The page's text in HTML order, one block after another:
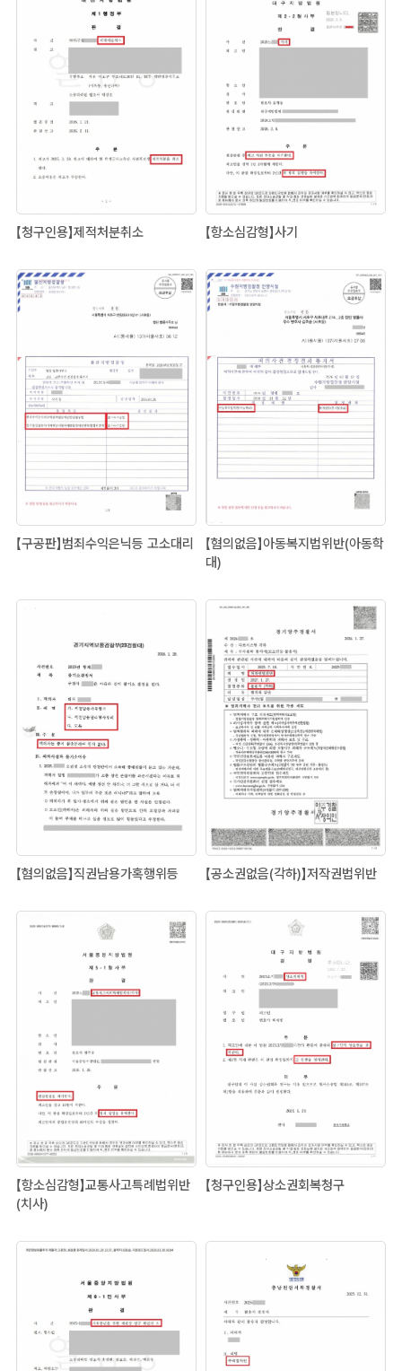
【청구인용】제적처분취소 【항소심감형】사기
【구공판】범죄수익은닉등 고소대리
【혐의없음】아동복지법위반(아동학
대)
【혐의없음】직권남용가혹행위등 【공소권없음(각하)】저작권법위반
【항소심감형】교통사고특례법위반
(치사)
【청구인용】상소권회복청구